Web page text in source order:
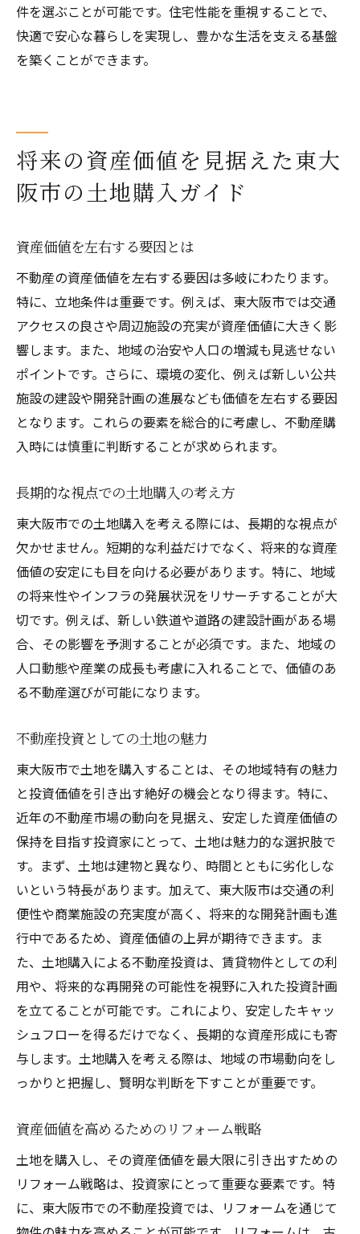
件を選ぶことが可能です。住宅性能を重視することで、
快適で安心な暮らしを実現し、豊かな生活を支える基盤
を築くことができます。
将来の資産価値を見据えた東大
阪市の土地購入ガイド
資産価値を左右する要因とは
不動産の資産価値を左右する要因は多岐にわたります。
特に、立地条件は重要です。例えば、東大阪市では交通
アクセスの良さや周辺施設の充実が資産価値に大きく影
響します。また、地域の治安や人口の増減も見逃せない
ポイントです。さらに、環境の変化、例えば新しい公共
施設の建設や開発計画の進展なども価値を左右する要因
となります。これらの要素を総合的に考慮し、不動産購
入時には慎重に判断することが求められます。
長期的な視点での土地購入の考え方
東大阪市での土地購入を考える際には、長期的な視点が
欠かせません。短期的な利益だけでなく、将来的な資産
価値の安定にも目を向ける必要があります。特に、地域
の将来性やインフラの発展状況をリサーチすることが大
切です。例えば、新しい鉄道や道路の建設計画がある場
合、その影響を予測することが必須です。また、地域の
人口動態や産業の成長も考慮に入れることで、価値のあ
る不動産選びが可能になります。
不動産投資としての土地の魅力
東大阪市で土地を購入することは、その地域特有の魅力
と投資価値を引き出す絶好の機会となり得ます。特に、
近年の不動産市場の動向を見据え、安定した資産価値の
保持を目指す投資家にとって、土地は魅力的な選択肢で
す。まず、土地は建物と異なり、時間とともに劣化しな
いという特長があります。加えて、東大阪市は交通の利
便性や商業施設の充実度が高く、将来的な開発計画も進
行中であるため、資産価値の上昇が期待できます。ま
た、土地購入による不動産投資は、賃貸物件としての利
用や、将来的な再開発の可能性を視野に入れた投資計画
を立てることが可能です。これにより、安定したキャッ
シュフローを得るだけでなく、長期的な資産形成にも寄
与します。土地購入を考える際は、地域の市場動向をし
っかりと把握し、賢明な判断を下すことが重要です。
資産価値を高めるためのリフォーム戦略
土地を購入し、その資産価値を最大限に引き出すための
リフォーム戦略は、投資家にとって重要な要素です。特
に、東大阪市での不動産投資では、リフォームを通じて